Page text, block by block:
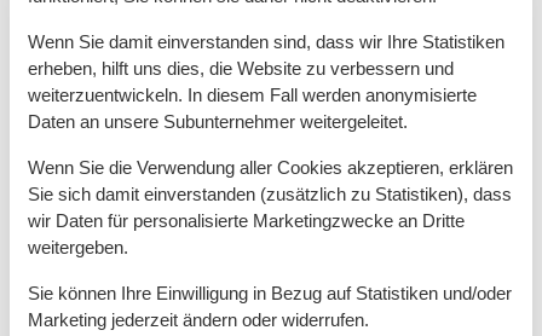
Waschbecken
WC
Basic
JahrRenovierung
2019
Kinder willkommen
Nichtraucher
Quadratmeter
Draußen
Wenn Sie damit einverstanden sind, dass wir Ihre Statistiken
erheben, hilft uns dies, die Website zu verbessern und
weiterzuentwickeln. In diesem Fall werden anonymisierte
Daten an unsere Subunternehmer weitergeleitet.
Wenn Sie die Verwendung aller Cookies akzeptieren, erklären
Sie sich damit einverstanden (zusätzlich zu Statistiken), dass
wir Daten für personalisierte Marketingzwecke an Dritte
weitergeben.
Sie können Ihre Einwilligung in Bezug auf Statistiken und/oder
Marketing jederzeit ändern oder widerrufen.